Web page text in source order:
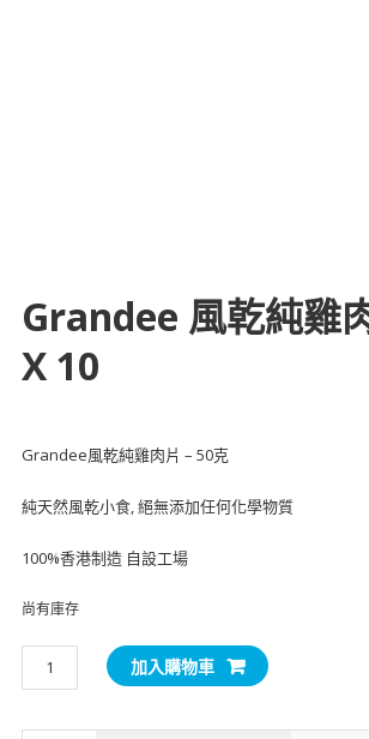
Grandee 風乾純雞
X 10
Grandee風乾純雞肉片 – 50克
純天然風乾小食, 絕無添加任何化學物質
100%香港制造 自設工場
尚有庫存
Grandee
風
加入購物車